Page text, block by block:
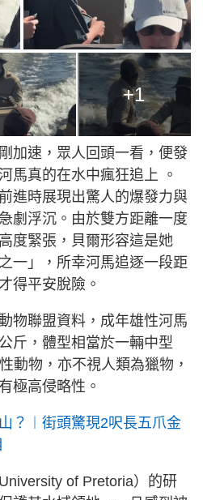
+1
加速，眾人回頭一看，便發
馬真的在水中瘋狂追上 。
進時展現出驚人的爆發力與
劇浮沉。由於雙方距離一度
度緊張，貝爾形容這是她
一」，所幸河馬追逐一段距
得平安脫險。
物聯盟資料，成年雄性河馬
斤，體型相當於一輛中型
動物，亦不視人類為獵物，
極高侵略性。
？︱街頭驚現2呎長五爪金
of Pretoria）的研